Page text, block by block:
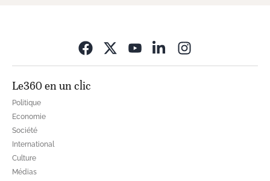
Le360 en un clic
Politique
Economie
Société
International
Culture
Médias